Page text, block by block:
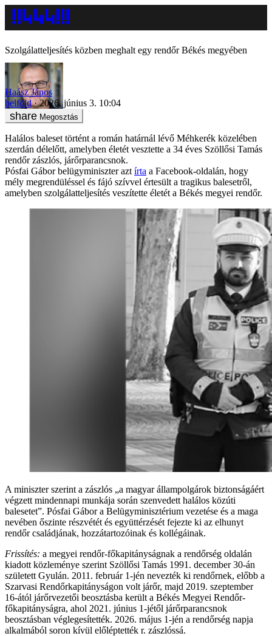
Szolgálatteljesítés közben meghalt egy rendőr Békés megyében
Haász János
belföld
2026. június 3. 10:04
Megosztás
Halálos baleset történt a román határnál lévő Méhkerék közelében
szerdán délelőtt, amelyben életét vesztette a 34 éves Szöllősi Tamás
rendőr zászlós, járőrparancsnok.
Pósfai Gábor belügyminiszter azt írta a Facebook-oldalán, hogy
mély megrendüléssel és fájó szívvel értesült a tragikus balesetről,
amelyben szolgálatteljesítés veszítette életét a Békés megyei rendőr.
A miniszter szerint a zászlós „a magyar állampolgárok biztonságáért
végzett mindennapi munkája során szenvedett halálos közúti
balesetet”. Pósfai Gábor a Belügyminisztérium vezetése és a maga
nevében őszinte részvétét és együttérzését fejezte ki az elhunyt
rendőr családjának, hozzátartozóinak és kollégáinak.
Frissítés: a megyei rendőr-főkapitányságnak a rendőrség oldalán
kiadott közleménye szerint Szöllősi Tamás 1991. december 30-án
született Gyulán. 2011. február 1-jén nevezték ki rendőrnek, előbb a
Szarvasi Rendőrkapitányságon volt járőr, majd 2019. szeptember
16-ától járőrvezetői beosztásba került a Békés Megyei Rendőr-
főkapitányságra, ahol 2021. június 1-jétől járőrparancsnok
beosztásban véglegesítették. 2026. május 1-jén a rendőrség napja
alkalmából soron kívül előléptették r. zászlóssá.